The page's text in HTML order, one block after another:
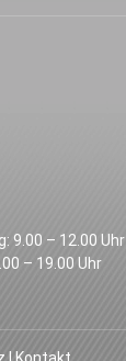
9.00 – 12.00 Uhr
– 19.00 Uhr